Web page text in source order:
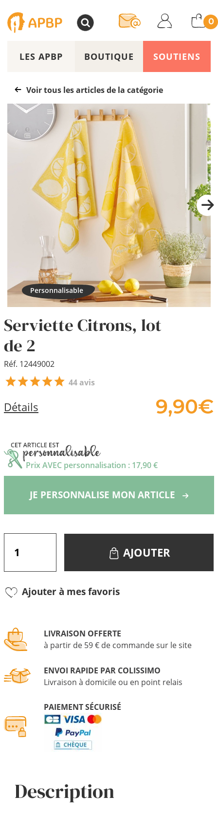
0
LES APBP BOUTIQUE SOUTIENS
Voir tous les articles de la catégorie
Serviette Citrons, lot
de 2
Réf. 12449002
44 avis
Détails 9,90€
Prix AVEC personnalisation : 17,90 €
JE PERSONNALISE MON ARTICLE
AJOUTER
Ajouter à mes favoris
LIVRAISON OFFERTE
à partir de 59 € de commande sur le site
ENVOI RAPIDE PAR COLISSIMO
Livraison à domicile ou en point relais
PAIEMENT SÉCURISÉ
Description